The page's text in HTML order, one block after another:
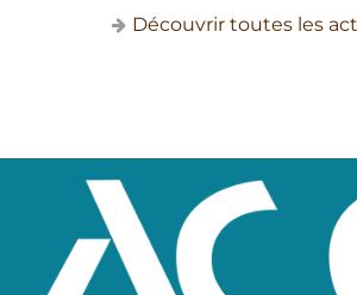
Découvrir toutes les